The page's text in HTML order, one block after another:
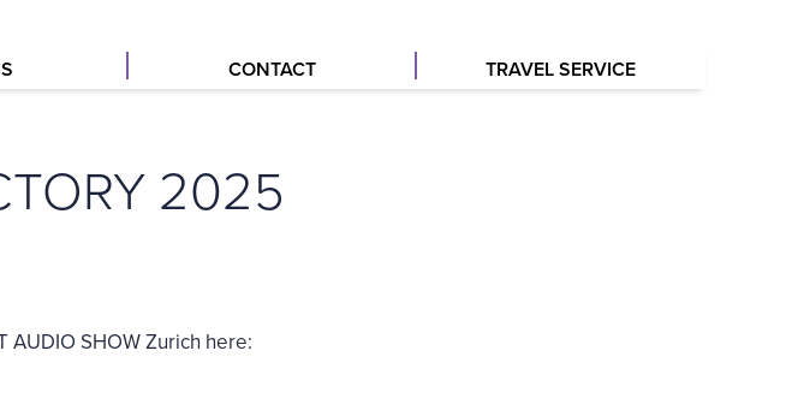
CONTACT TRAVEL SERVICE
2025
AUDIO SHOW Zurich here: